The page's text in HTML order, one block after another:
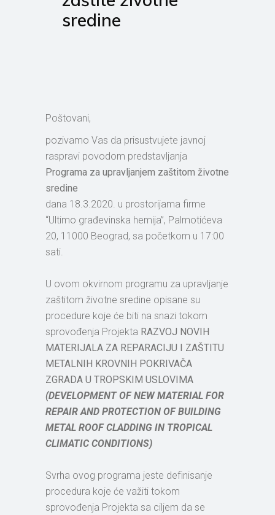
sredine
Poštovani,
pozivamo Vas da prisustvujete javnoj
raspravi povodom predstavljanja
Programa za upravljanjem zaštitom životne
sredine
dana 18.3.2020. u prostorijama firme
“Ultimo građevinska hemija”, Palmotićeva
20, 11000 Beograd, sa početkom u 17:00
sati.
U ovom okvirnom programu za upravljanje
zaštitom životne sredine opisane su
procedure koje će biti na snazi tokom
sprovođenja Projekta RAZVOJ NOVIH
MATERIJALA ZA REPARACIJU I ZAŠTITU
METALNIH KROVNIH POKRIVAČA
ZGRADA U TROPSKIM USLOVIMA
(DEVELOPMENT OF NEW MATERIAL FOR
REPAIR AND PROTECTION OF BUILDING
METAL ROOF CLADDING IN TROPICAL
CLIMATIC CONDITIONS)
Svrha ovog programa jeste definisanje
procedura koje će važiti tokom
sprovođenja Projekta sa ciljem da se